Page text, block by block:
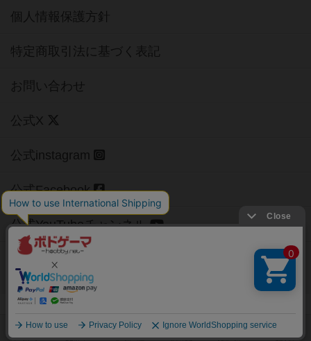
個人情報保護方針
特定商取引法に基づく表記
お問い合わせ
公式X
公式instagram
公式Facebook
公式YouTubeチャンネル